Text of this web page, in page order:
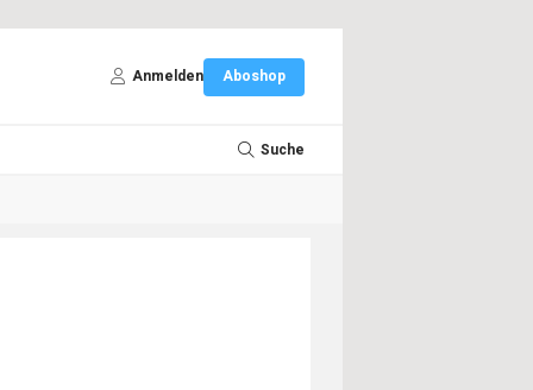
Anmelden Aboshop
Suche